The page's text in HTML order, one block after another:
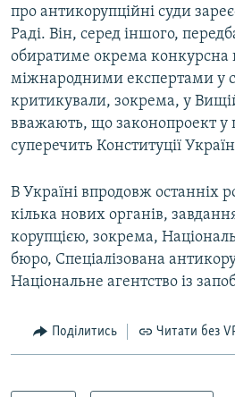
про антикорупційні суди
Раді. Він, серед іншого,
обиратиме окрема конкурсна
міжнародними експертами у
критикували, зокрема, у
вважають, що законопроект у
суперечить Конституції
В Україні впродовж останніх
кілька нових органів,
корупцією, зокрема,
бюро, Спеціалізована
Національне агентство із
Поділитись Читати без